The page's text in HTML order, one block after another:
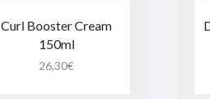
Curl Booster Cream
150ml
26,30€